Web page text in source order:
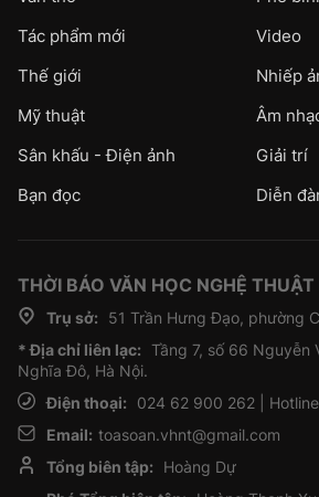
Tác phẩm mới
Video
Thế giới
Nhiếp
Mỹ thuật
Âm
Sân khấu - Điện ảnh
Giải trí
Bạn đọc
Diễn
THỜI BÁO VĂN HỌC NGHỆ THUẬT
Trụ sở:
51 Trần Hưng Đạo, phường
* Địa chỉ liên lạc: Tầng 7, số 66 Nguyễn
Nghĩa Đô, Hà Nội.
Điện thoại:
024 62 900 262 |
Email: toasoan.vhnt@gmail.com
Tổng biên tập:
Hoàng Dự